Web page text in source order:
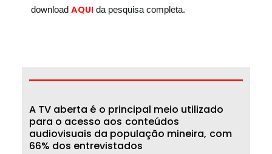
download AQUI da pesquisa completa.
A TV aberta é o principal meio utilizado
para o acesso aos conteúdos
audiovisuais da população mineira, com
66% dos entrevistados